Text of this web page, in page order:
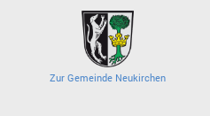
Zur Gemeinde Neukirchen